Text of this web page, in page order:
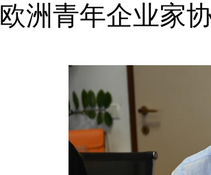
欧洲青年企业家